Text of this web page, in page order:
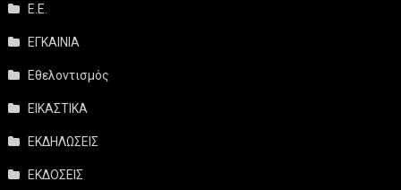
Ε.Ε.
ΕΓΚΑΙΝΙΑ
Εθελοντισμός
ΕΙΚΑΣΤΙΚΑ
ΕΚΔΗΛΩΣΕΙΣ
ΕΚΔΟΣΕΙΣ